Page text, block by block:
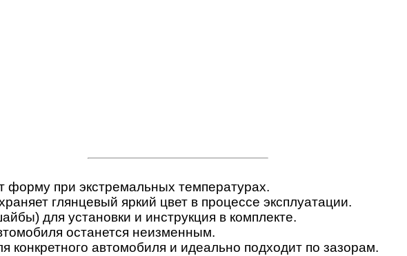
форму при экстремальных температурах.
глянцевый яркий цвет в процессе эксплуатации.
для установки и инструкция в комплекте.
останется неизменным.
конкретного автомобиля и идеально подходит по зазорам.